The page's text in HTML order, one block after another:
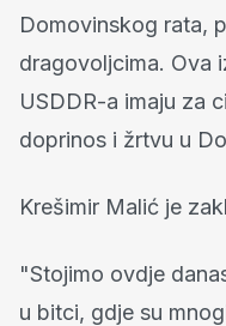
Domovinskog rata,
dragovoljcima. Ova
USDDR-a imaju za
doprinos i žrtvu u
Krešimir Malić je
"Stojimo ovdje
u bitci, gdje su